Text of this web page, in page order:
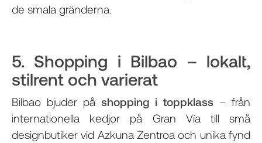
de smala gränderna.
5. Shopping i Bilbao – lokalt,
stilrent och varierat
Bilbao bjuder på shopping i toppklass – från
internationella kedjor på Gran Vía till små
designbutiker vid Azkuna Zentroa och unika fynd